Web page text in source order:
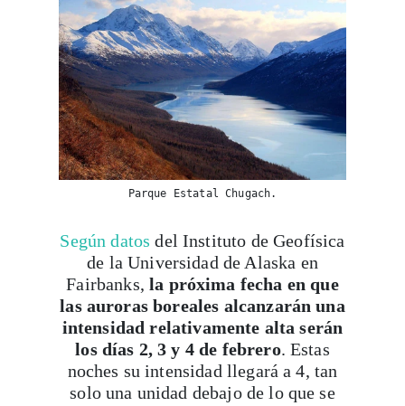
Parque Estatal Chugach.
Según datosdel Instituto de Geofísica
Fairbanks,la próxima fecha en que
las auroras boreales alcanzarán una
intensidad relativamente alta serán
los días 2, 3 y 4 de febrero. Estas
noches su intensidad llegará a 4, tan
solo una unidad debajo de lo que se
considera una tormenta
geomagnética.